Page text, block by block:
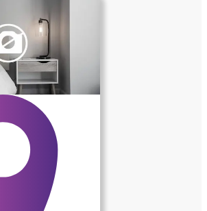
5 jours/semaine, à
2025.